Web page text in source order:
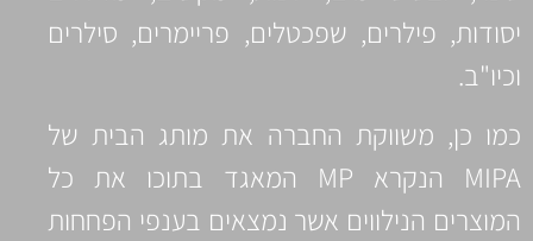
יסודות, פילרים, שפכטלים, פריימרים, סילרים
וכיו"ב.
כמו כן, משווקת החברה את מותג הבית של
MIPA הנקרא MP המאגד בתוכו את כל
המוצרים הנילווים אשר נמצאים בענפי הפחחות